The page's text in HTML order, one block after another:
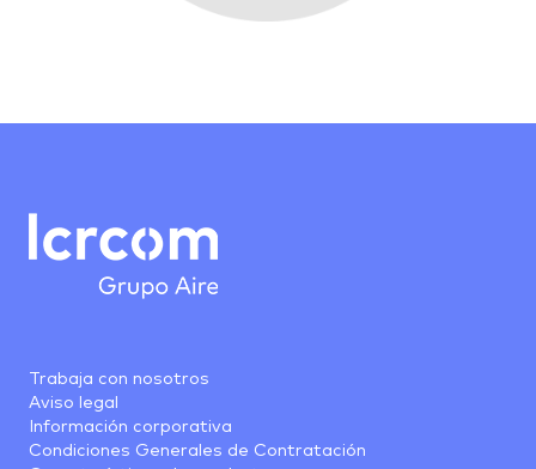
Trabaja con nosotros
Aviso legal
Información corporativa
Condiciones Generales de Contratación